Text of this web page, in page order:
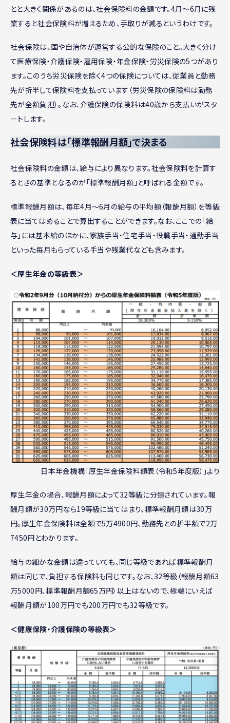
とと大きく関係があるのは、社会保険料の金額です。4月〜6月に残
業すると社会保険料が増えるため、手取りが減るというわけです。
社会保険は、国や自治体が運営する公的な保険のこと。大きく分け
て医療保険・介護保険・雇用保険・年金保険・労災保険の5つがあり
ます。このうち労災保険を除く4つの保険については、従業員と勤務
先が折半して保険料を支払っています（労災保険の保険料は勤務
先が全額負担）。なお、介護保険の保険料は40歳から支払いがスタ
ートします。
社会保険料は「標準報酬月額」で決まる
社会保険料の金額は、給与により異なります。社会保険料を計算す
るときの基準となるのが「標準報酬月額」と呼ばれる金額です。
標準報酬月額は、毎年4月〜6月の給与の平均額（報酬月額）を等級
表に当てはめることで算出することができます。なお、ここでの「給
与」には基本給のほかに、家族手当・住宅手当・役職手当・通勤手当
といった毎月もらっている手当や残業代なども含みます。
＜厚生年金の等級表＞
日本年金機構「厚生年金保険料額表（令和5年度版）」より
厚生年金の場合、報酬月額によって32等級に分類されています。報
酬月額が30万円なら19等級に当てはまり、標準報酬月額は30万
円。厚生年金保険料は全額で5万4900円、勤務先との折半額で2万
7450円とわかります。
給与の細かな金額は違っていても、同じ等級であれば標準報酬月
額は同じで、負担する保険料も同じです。なお、32等級（報酬月額63
万5000円、標準報酬月額65万円）以上はないので、極端にいえば
報酬月額が100万円でも200万円でも32等級です。
＜健康保険・介護保険の等級表＞